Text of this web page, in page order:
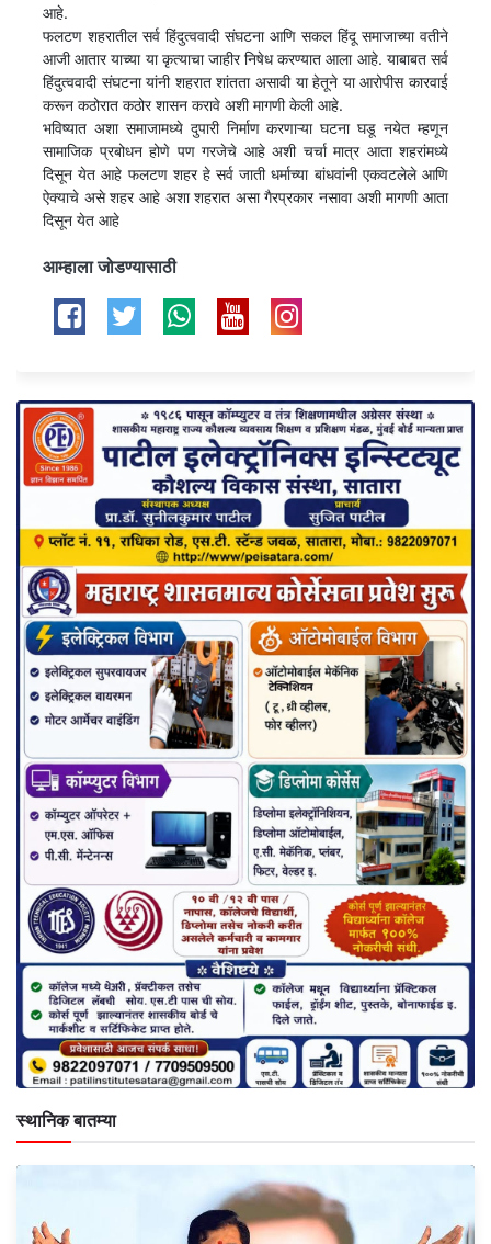
आहे.
फलटण शहरातील सर्व हिंदुत्ववादी संघटना आणि सकल हिंदू समाजाच्या वतीने
आजी आतार याच्या या कृत्याचा जाहीर निषेध करण्यात आला आहे. याबाबत सर्व
हिंदुत्ववादी संघटना यांनी शहरात शांतता असावी या हेतूने या आरोपीस कारवाई
करून कठोरात कठोर शासन करावे अशी मागणी केली आहे.
भविष्यात अशा समाजामध्ये दुपारी निर्माण करणाऱ्या घटना घडू नयेत म्हणून
सामाजिक प्रबोधन होणे पण गरजेचे आहे अशी चर्चा मात्र आता शहरांमध्ये
दिसून येत आहे फलटण शहर हे सर्व जाती धर्माच्या बांधवांनी एकवटलेले आणि
ऐक्याचे असे शहर आहे अशा शहरात असा गैरप्रकार नसावा अशी मागणी आता
दिसून येत आहे
आम्हाला जोडण्यासाठी
स्थानिक बातम्या